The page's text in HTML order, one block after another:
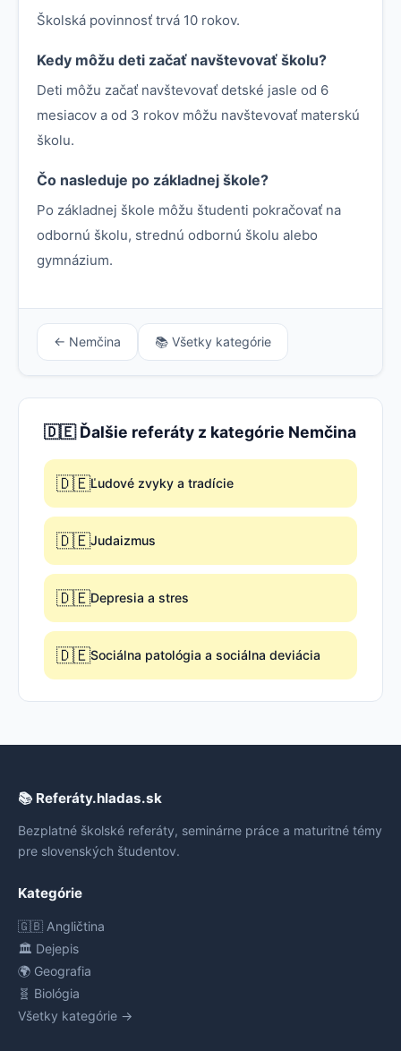
Školská povinnosť trvá 10 rokov.
Kedy môžu deti začať navštevovať školu?
Deti môžu začať navštevovať detské jasle od 6
mesiacov a od 3 rokov môžu navštevovať materskú
školu.
Čo nasleduje po základnej škole?
Po základnej škole môžu študenti pokračovať na
odbornú školu, strednú odbornú školu alebo
gymnázium.
← Nemčina 📚 Všetky kategórie
🇩🇪 Ďalšie referáty z kategórie Nemčina
🇩🇪Ľudové zvyky a tradície
🇩🇪Judaizmus
🇩🇪Depresia a stres
🇩🇪Sociálna patológia a sociálna deviácia
📚 Referáty.hladas.sk
Bezplatné školské referáty, seminárne práce a maturitné témy
pre slovenských študentov.
Kategórie
🇬🇧 Angličtina
🏛️ Dejepis
🌍 Geografia
🧬 Biológia
Všetky kategórie →